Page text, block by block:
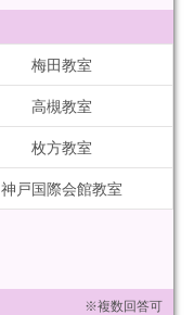
梅田教室
高槻教室
枚方教室
神戸国際会館教室
※複数回答可